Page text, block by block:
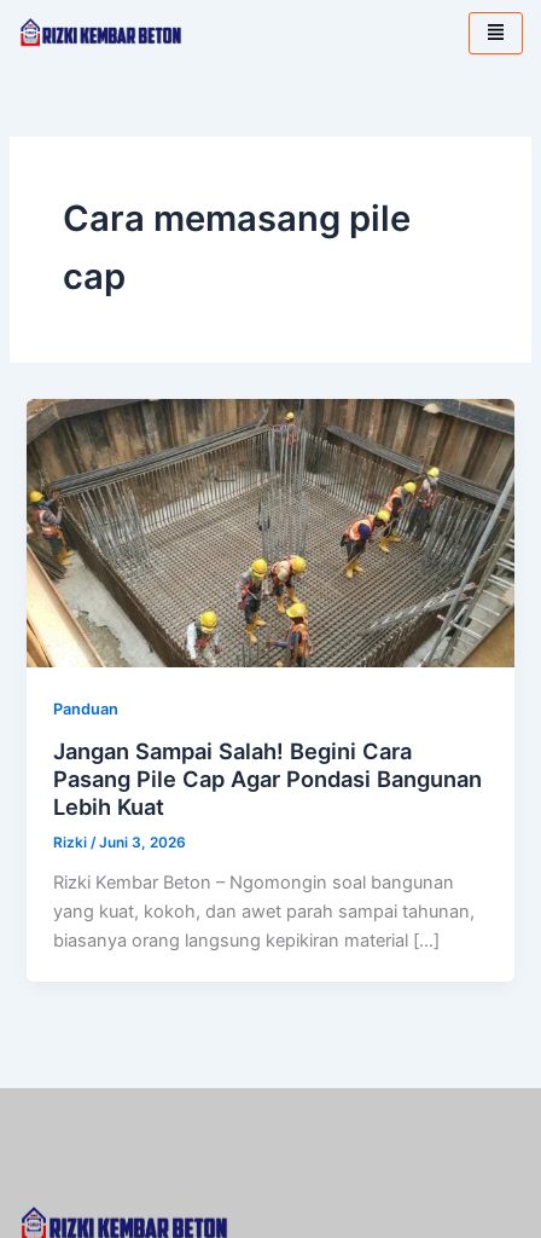
Lewati
Cara memasang pile
cap
Panduan
Jangan Sampai Salah! Begini Cara
Pasang Pile Cap Agar Pondasi Bangunan
Lebih Kuat
Rizki/Juni 3, 2026
Rizki Kembar Beton – Ngomongin soal bangunan
yang kuat, kokoh, dan awet parah sampai tahunan,
biasanya orang langsung kepikiran material […]